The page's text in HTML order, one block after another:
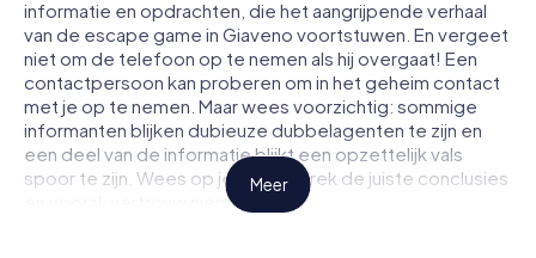
informatie en opdrachten, die het aangrijpende verhaal
van de escape game in Giaveno voortstuwen. En vergeet
niet om de telefoon op te nemen als hij overgaat! Een
contactpersoon kan proberen om in het geheim contact
met je op te nemen. Maar wees voorzichtig: sommige
informanten blijken dubieuze dubbelagenten te zijn en
een deel van de informatie blijkt een opzettelijk vals
spoor te zijn. Wees op je hoede, trek de juiste conclusies
en vooral: vertrouw niemand!
Meer